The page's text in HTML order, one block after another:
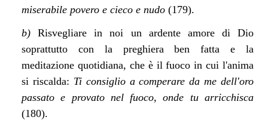
miserabile povero e cieco e nudo (179).
b) Risvegliare in noi un ardente amore di Dio
soprattutto con la preghiera ben fatta e la
meditazione quotidiana, che è il fuoco in cui l'anima
si riscalda: Ti consiglio a comperare da me dell'oro
passato e provato nel fuoco, onde tu arricchisca
(180).